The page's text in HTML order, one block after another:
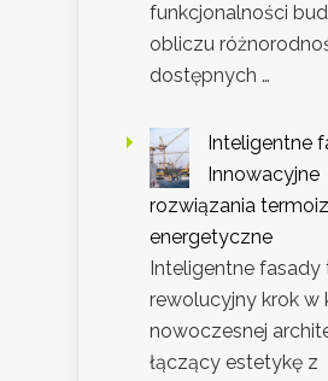
funkcjonalności
obliczu
dostępnych …
Inteligentne
Innowacyjne
rozwiązania
energetyczne
Inteligentne fasady
rewolucyjny krok w
nowoczesnej
łączący estetykę z